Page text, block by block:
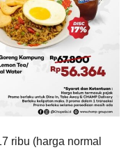
ribu (harga normal